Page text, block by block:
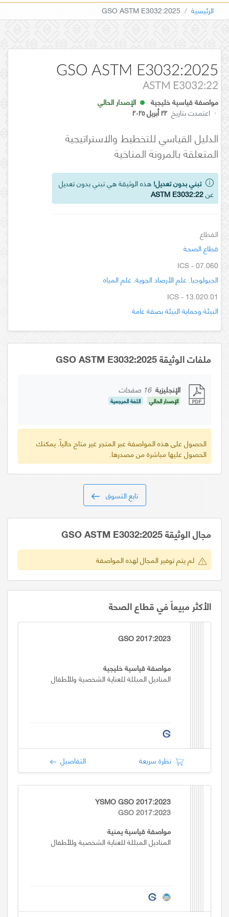
الرئيسية GSO ASTM E3032:2025
GSO ASTM E3032:2025
ASTM E3032:22
مواصفة قياسية خليجية
الإصدار الحالي
· اعتمدت بتاريخ ٢٢ أبريل ٢٠٢٥
الدليل القياسي للتخطيط والاستراتيجية
المتعلقة بالمرونة المناخية
تبني بدون تعديل! هذه الوثيقة هي تبني بدون تعديل
عنASTM E3032:22
القطاع
قطاع الصحة
ICS - 07.060
الجيولوجيا. علم الأرصاد الجوية. علم المياه
ICS - 13.020.01
البيئة وحماية البيئة بصفة عامة
ملفات الوثيقة GSO ASTM E3032:2025
الإنجليزية 16 صفحات
الإصدار الحالي اللغة المرجعية
الحصول على هذه المواصفة عبر المتجر غير متاح حالياً. يمكنك
الحصول عليها مباشرة من مصدرها.
تابع التسوق
مجال الوثيقة GSO ASTM E3032:2025
لم يتم توفير المجال لهذه المواصفة
الأكثر مبيعاً في قطاع الصحة
GSO 2017:2023
مواصفة قياسية خليجية
المناديل المبللة للعناية الشخصية وللأطفال
نظرة سريعة التفاصيل
YSMO GSO 2017:2023
GSO 2017:2023
مواصفة قياسية يمنية
المناديل المبللة للعناية الشخصية وللأطفال